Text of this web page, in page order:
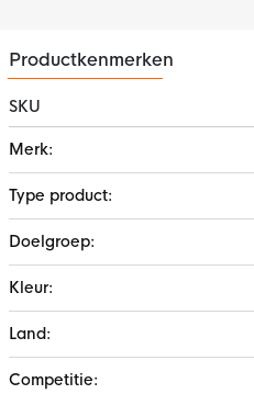
Productkenmerken
SKU
informatie